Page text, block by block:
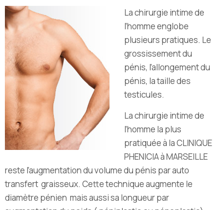
La chirurgie intime de
l’homme englobe
plusieurs pratiques. Le
grossissement du
pénis, l’allongement du
pénis, la taille des
testicules.
La chirurgie intime de
l’homme la plus
pratiquée à la CLINIQUE
PHENICIA à MARSEILLE
reste l’augmentation du volume du pénis par auto
transfert graisseux. Cette technique augmente le
diamètre pénien mais aussi sa longueur par